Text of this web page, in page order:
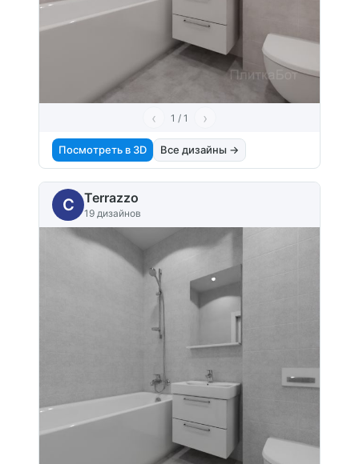
‹ 1 / 1 ›
Посмотреть в 3D Все дизайны →
C Terrazzo
19 дизайнов